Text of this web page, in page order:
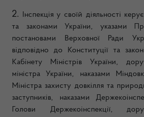
2.
Інспекція у своїй діяльності
та законами України, указами
постановами Верховної Ради
відповідно до Конституції та
Кабінету Міністрів України,
міністра України, наказами
Міністра захисту довкілля та
заступників, наказами
Голови Держекоінспекції,